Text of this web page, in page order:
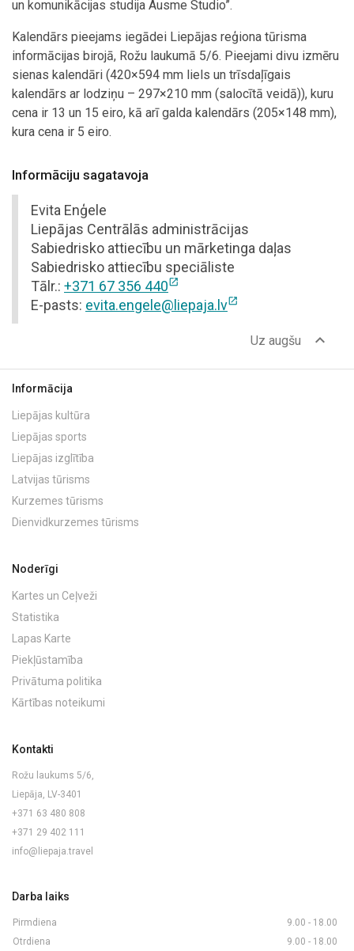
un komunikācijas studija Ausme Studio”.
Kalendārs pieejams iegādei Liepājas reģiona tūrisma
informācijas birojā, Rožu laukumā 5/6. Pieejami divu izmēru
sienas kalendāri (420×594 mm liels un trīsdaļīgais
kalendārs ar lodziņu – 297×210 mm (salocītā veidā)), kuru
cena ir 13 un 15 eiro, kā arī galda kalendārs (205×148 mm),
kura cena ir 5 eiro.
Informāciju sagatavoja
Evita Enģele
Liepājas Centrālās administrācijas
Sabiedrisko attiecību un mārketinga daļas
Sabiedrisko attiecību speciāliste
Tālr.: +371 67 356 440open_in_new
E-pasts: evita.engele@liepaja.lvopen_in_new
Uz augšu expand_less
Informācija
Liepājas kultūra
Liepājas sports
Liepājas izglītība
Latvijas tūrisms
Kurzemes tūrisms
Dienvidkurzemes tūrisms
Noderīgi
Kartes un Ceļveži
Statistika
Lapas Karte
Piekļūstamība
Privātuma politika
Kārtības noteikumi
Kontakti
Rožu laukums 5/6,
Liepāja, LV-3401
+371 63 480 808
+371 29 402 111
info@liepaja.travel
Darba laiks
Pirmdiena
9.00 - 18.00
Otrdiena
9.00 - 18.00